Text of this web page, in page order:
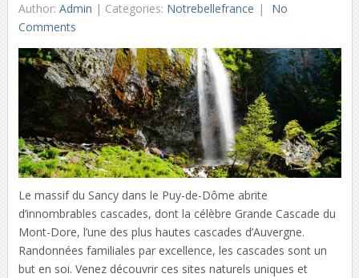
Author: Admin | Categories: Notrebellefrance
No
Comments
Le massif du Sancy dans le Puy-de-Dôme abrite
d’innombrables cascades, dont la célèbre Grande Cascade du
Mont-Dore, l’une des plus hautes cascades d’Auvergne.
Randonnées familiales par excellence, les cascades sont un
but en soi. Venez découvrir ces sites naturels uniques et